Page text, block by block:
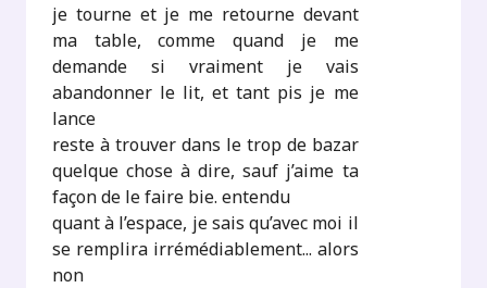
je tourne et je me retourne devant
ma table, comme quand je me
demande si vraiment je vais
abandonner le lit, et tant pis je me
lance
reste à trouver dans le trop de bazar
quelque chose à dire, sauf j’aime ta
façon de le faire bie. entendu
quant à l’espace, je sais qu’avec moi il
se remplira irrémédiablement... alors
non